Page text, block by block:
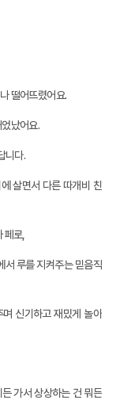
떨어뜨렸어요.
났어요.
니다.
살면서 다른 따개비 친
로,
서 루를 지켜주는 믿음직
신기하고 재밌게 놀아
가서 상상하는 건 뭐든